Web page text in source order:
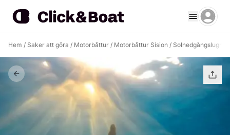
Hem / Saker att göra / Motorbåttur / Motorbåttur Sísion / Solnedgångslugn: